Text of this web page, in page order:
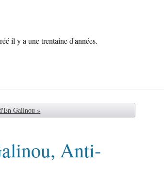
il y a une trentaine d'années.
Galinou »
Anti-